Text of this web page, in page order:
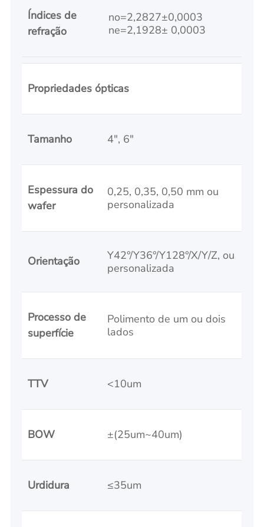
Índices de
refração
no=2,2827±0,0003
ne=2,1928± 0,0003
Propriedades ópticas
Tamanho 4", 6"
Espessura do
wafer
0,25, 0,35, 0,50 mm ou
personalizada
Orientação
Y42°/Y36°/Y128°/X/Y/Z, ou
personalizada
Processo de
superfície
Polimento de um ou dois
lados
TTV <10um
BOW ±(25um~40um)
Urdidura ≤35um